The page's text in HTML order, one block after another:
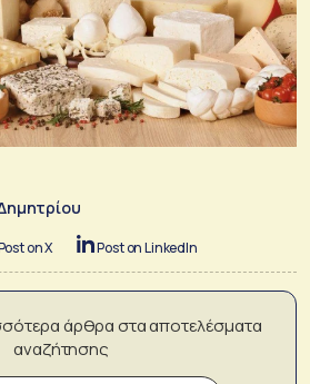
on X Post on LinkedIn
άρθρα στα αποτελέσματα
αναζήτησης